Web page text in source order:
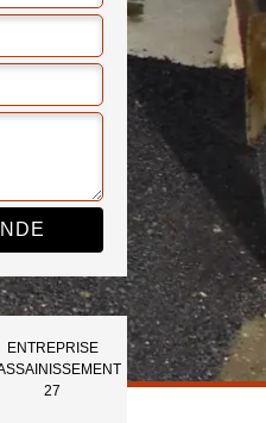
ENTREPRISE
27